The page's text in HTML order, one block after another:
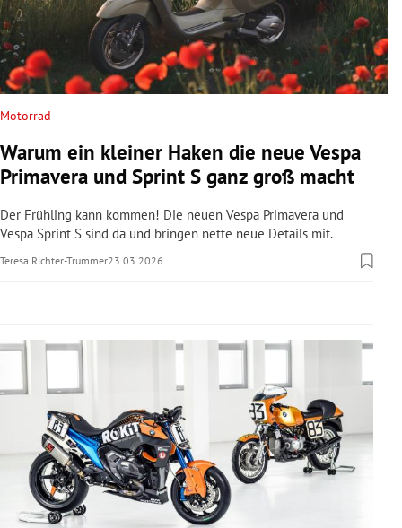
Untermenü
Untermenü
Untermenü
Untermenü
Untermenü
Untermenü
Untermenü
Motorrad
Warum ein kleiner Haken die neue Vespa
Primavera und Sprint S ganz groß macht
Der Frühling kann kommen! Die neuen Vespa Primavera und
Vespa Sprint S sind da und bringen nette neue Details mit.
Teresa Richter-Trummer23.03.2026